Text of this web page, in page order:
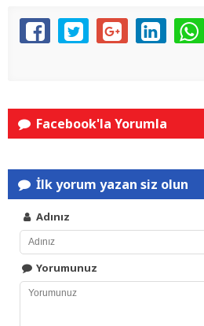
Facebook'la Yorumla
İlk yorum yazan siz olun
Adınız
Yorumunuz